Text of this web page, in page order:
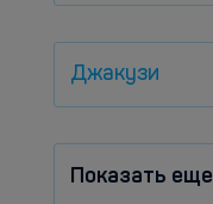
Джакузи
Показать еще